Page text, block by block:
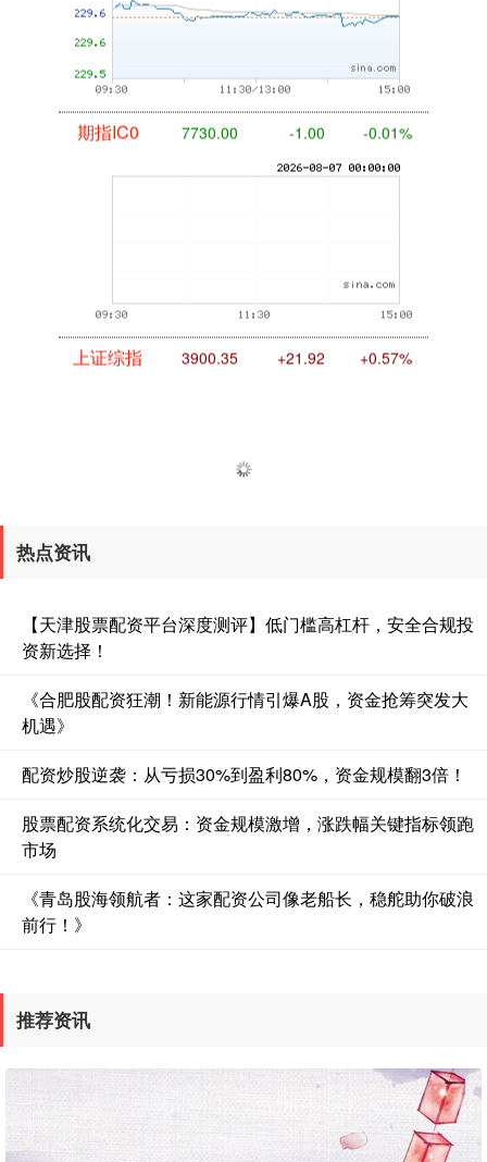
-1.00 -0.01%
深证成指 14110.12 -34.08 -0.24%
沪深300
北证50 1122.88 +3.42 +0.30%
热点资讯
【天津股票配资平台深度测评】低门槛高杠杆，安全合规投
资新选择！
《合肥股配资狂潮！新能源行情引爆A股，资金抢筹突发大
机遇》
配资炒股逆袭：从亏损30%到盈利80%，资金规模翻3倍！
股票配资系统化交易：资金规模激增，涨跌幅关键指标领跑
市场
《青岛股海领航者：这家配资公司像老船长，稳舵助你破浪
前行！》
推荐资讯